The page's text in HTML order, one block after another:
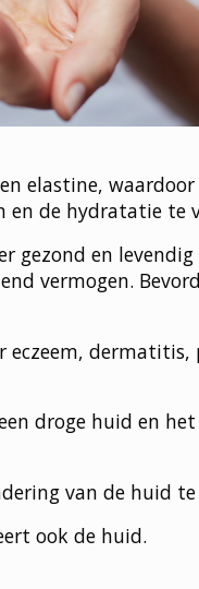
elastine, waardoor
de hydratatie te
gezond en
vermogen.
dermatitis,
droge huid en
van de huid te
ook de huid.